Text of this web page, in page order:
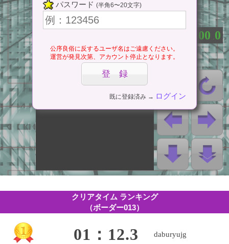
パスワード (半角6〜20文字)
公序良俗に反するユーザ名はご遠慮ください。
運営が発見次第、アカウント停止となります。
既に登録済み → ログイン
⇔ 一時停止
00 0
クリアタイム ランキング
（ボーダー013）
01：12.3 daburyujg